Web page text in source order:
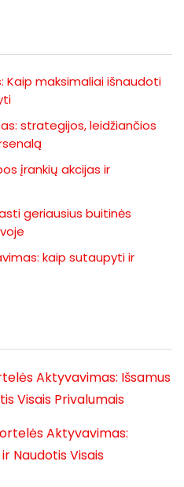
Kaip maksimaliai išnaudoti
strategijos, leidžiančios
įrankių akcijas ir
geriausius buitinės
kaip sutaupyti ir
Aktyvavimas: Išsamus
Visais Privalumais
Aktyvavimas:
Naudotis Visais